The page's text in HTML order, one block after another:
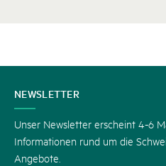
KONTAKT
NEWSLETTER
Unser Newsletter erscheint 4-6
Informationen rund um die
Angebote.